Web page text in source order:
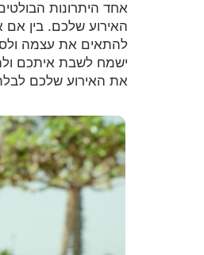
האירוע שלכם. בין אם
להתאים את עצמה
ישמח לשבת איתכם
את האירוע שלכם